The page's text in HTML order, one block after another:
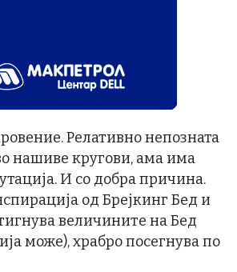
Релативно непозната
нашиве кругови, ама има
И со добра причина.
од Брејкинг Бед и
величините на Бед
може), храбро посегнува по